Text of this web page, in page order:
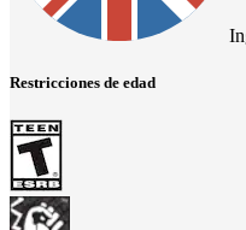
Restricciones de edad